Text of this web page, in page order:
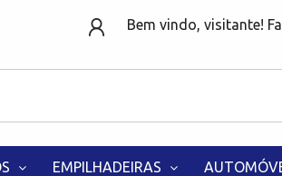
Bem vindo, visitante!
EMPILHADEIRAS